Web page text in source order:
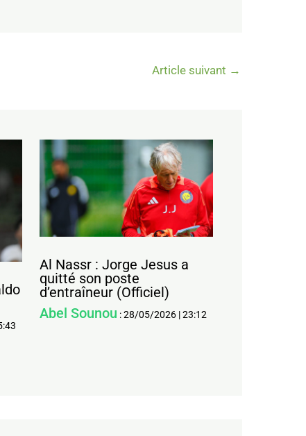
Article suivant →
Al Nassr : Jorge Jesus a
quitté son poste
d’entraîneur (Officiel)
Abel Sounou :28/05/2026|23:12